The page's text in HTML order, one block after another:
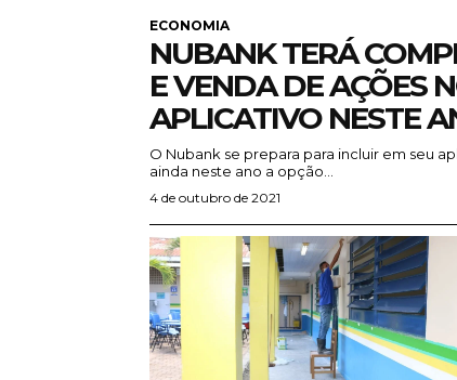
ECONOMIA
NUBANK TERÁ
E VENDA DE AÇÕES
APLICATIVO NESTE
O Nubank se prepara para incluir em seu
ainda neste ano a opção...
4 de outubro de 2021